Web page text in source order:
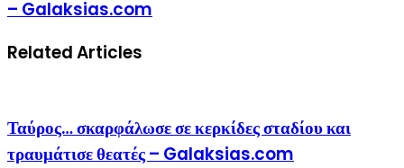
– Galaksias.com
Related Articles
Ταύρος… σκαρφάλωσε σε κερκίδες σταδίου και
τραυμάτισε θεατές – Galaksias.com